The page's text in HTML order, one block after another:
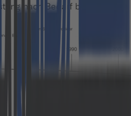
nach Bedarf bezogen